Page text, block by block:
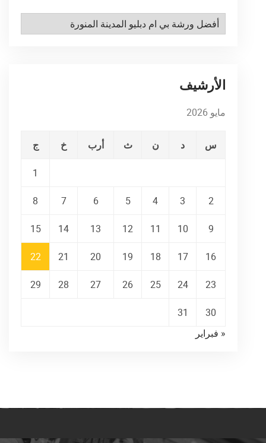
التصنيفات
الأرشيف
مايو 2026
س د ن ث أرب خ ج
1
2
3
4
5
6
7
8
9
10
11
12
13
14
15
16
17
18
19
20
21
22
23
24
25
26
27
28
29
30
31
« فبراير